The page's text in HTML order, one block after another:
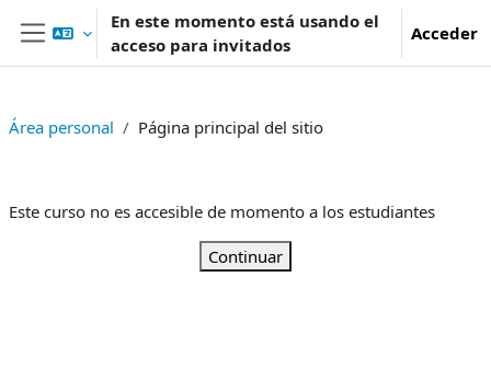
Salta al contenido principal
Panel lateral
En este momento está usando el
acceso para invitados
Acceder
Área personal Página principal del sitio
Este curso no es accesible de momento a los estudiantes
Continuar